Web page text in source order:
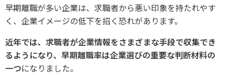
早期離職が多い企業は、求職者から悪い印象を持たれやす
く、企業イメージの低下を招く恐れがあります。
近年では、求職者が企業情報をさまざまな手段で収集でき
るようになり、早期離職率は企業選びの重要な判断材料の
一つになりました。